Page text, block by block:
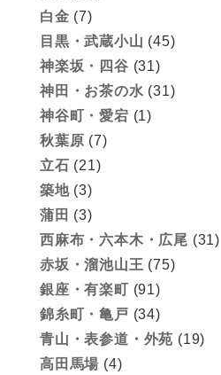
白金 (7)
目黒・武蔵小山 (45)
神楽坂・四谷 (31)
神田・お茶の水 (31)
神谷町・愛宕 (1)
秋葉原 (7)
立石 (21)
築地(3)
蒲田 (3)
西麻布・六本木・広尾 (31)
赤坂・溜池山王 (75)
銀座・有楽町 (91)
錦糸町・亀戸 (34)
青山・表参道・外苑 (19)
高田馬場 (4)